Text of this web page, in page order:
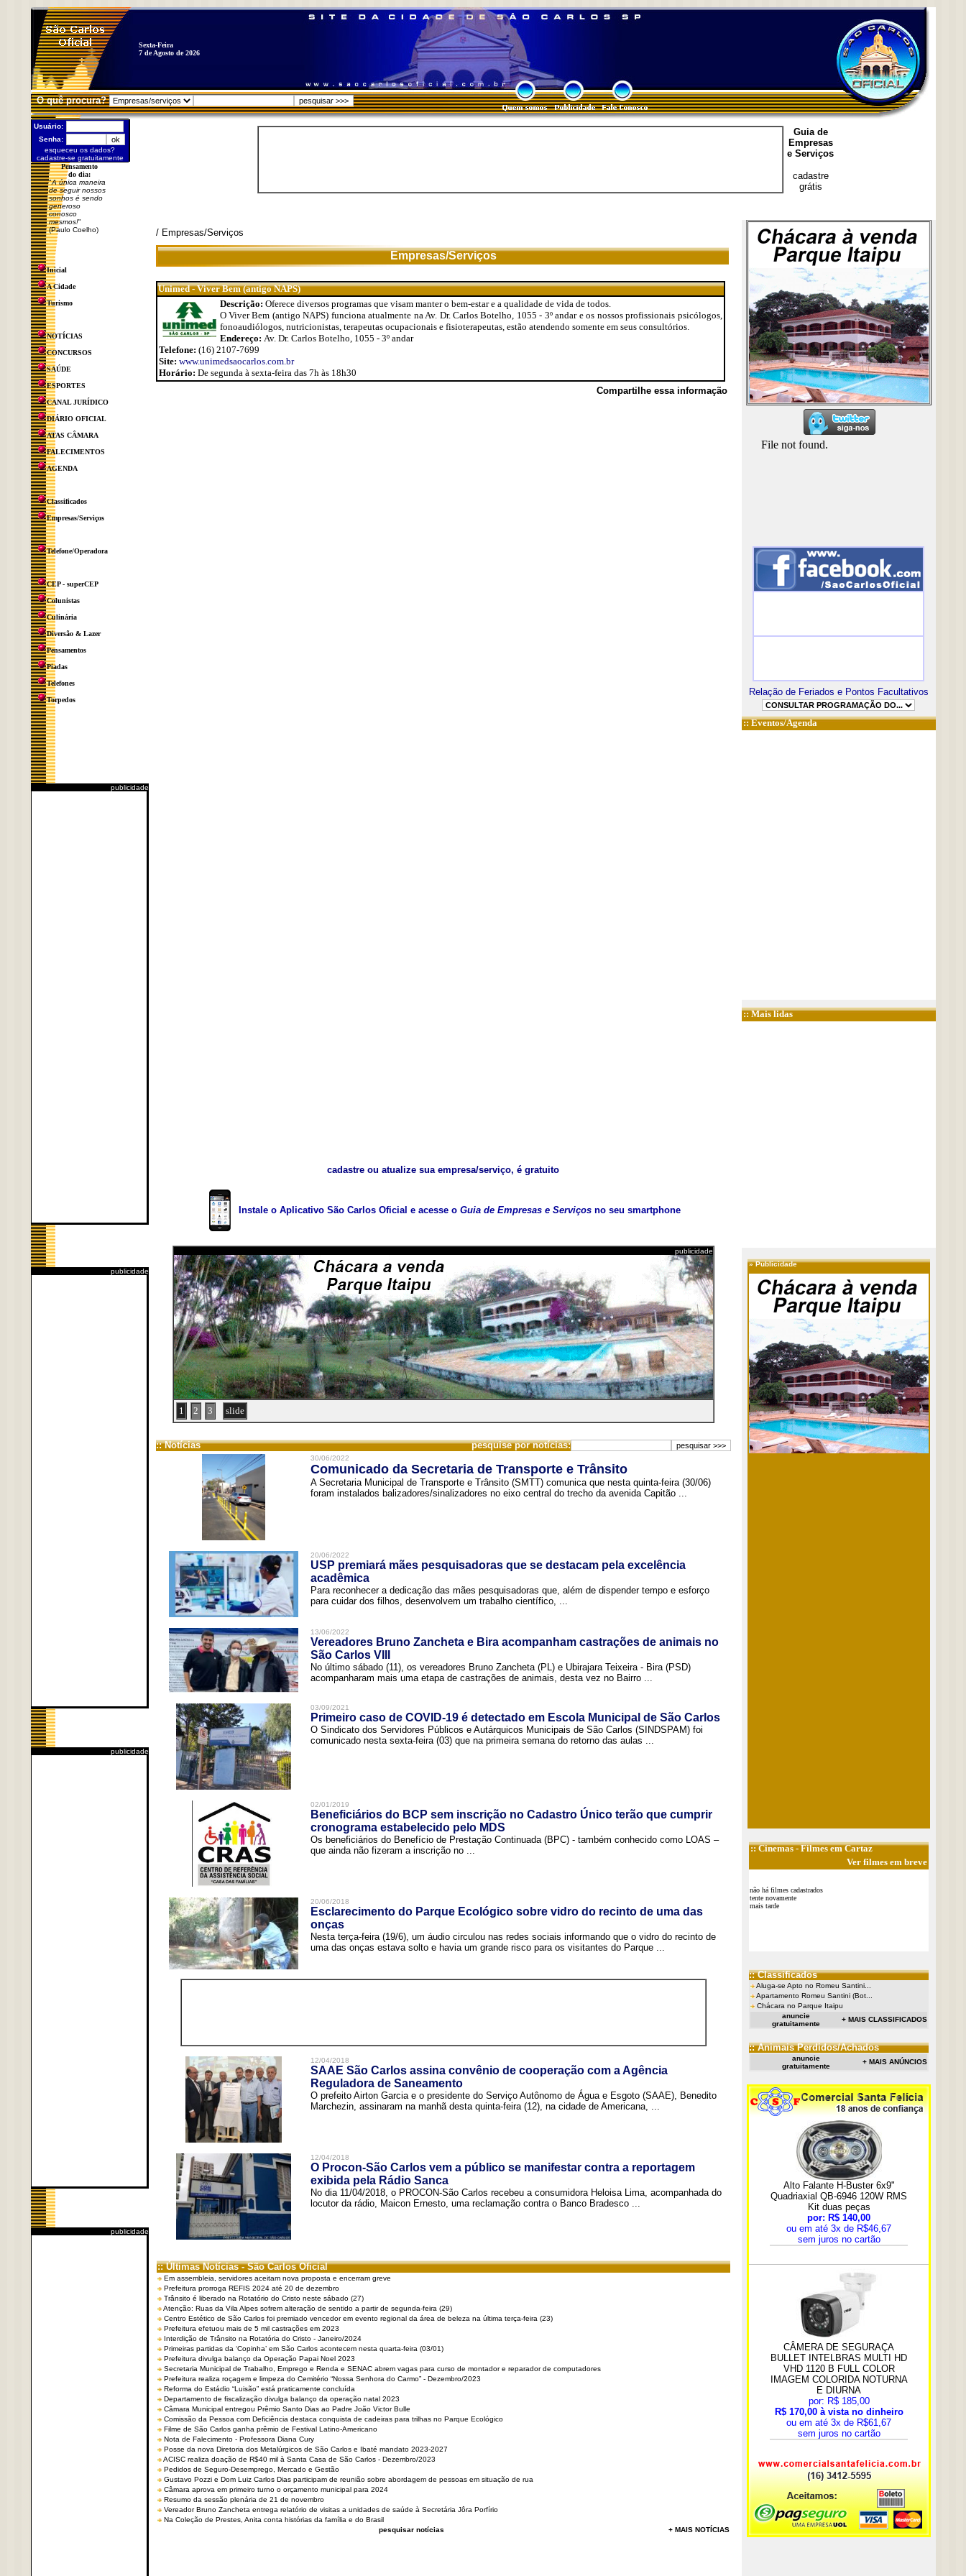
Sexta-Feira
7 de Agosto de 2026
O quê procura?
Usuário:
Senha:
esqueceu os dados?
cadastre-se gratuitamente
Pensamento
do dia:
"A única maneira
de seguir nossos
sonhos é sendo
generoso
conosco
mesmos!"
(Paulo Coelho)
Inicial
A Cidade
Turismo
NOTÍCIAS
CONCURSOS
SAÚDE
ESPORTES
CANAL JURÍDICO
DIÁRIO OFICIAL
ATAS CÂMARA
FALECIMENTOS
AGENDA
Classificados
Empresas/Serviços
Telefone/Operadora
CEP - superCEP
Colunistas
Culinária
Diversão & Lazer
Pensamentos
Piadas
Telefones
Torpedos
publicidade
publicidade
publicidade
publicidade
Guia de
Empresas
e Serviços
cadastre
grátis
/ Empresas/Serviços
Empresas/Serviços
Unimed - Viver Bem (antigo NAPS)
Descrição: Oferece diversos programas que visam manter o bem-estar e a qualidade de vida de todos.
O Viver Bem (antigo NAPS) funciona atualmente na Av. Dr. Carlos Botelho, 1055 - 3º andar e os nossos profissionais psicólogos,
fonoaudiólogos, nutricionistas, terapeutas ocupacionais e fisioterapeutas, estão atendendo somente em seus consultórios.
Endereço: Av. Dr. Carlos Botelho, 1055 - 3º andar
Telefone: (16) 2107-7699
Site: www.unimedsaocarlos.com.br
Horário: De segunda à sexta-feira das 7h às 18h30
Compartilhe essa informação
cadastre ou atualize sua empresa/serviço, é gratuito
Instale o Aplicativo São Carlos Oficial e acesse o Guia de Empresas e Serviços no seu smartphone
publicidade
1 2 3 slide
:: Notícias pesquise por notícias:
30/06/2022
Comunicado da Secretaria de Transporte e Trânsito
A Secretaria Municipal de Transporte e Trânsito (SMTT) comunica que nesta quinta-feira (30/06)
foram instalados balizadores/sinalizadores no eixo central do trecho da avenida Capitão ...
20/06/2022
USP premiará mães pesquisadoras que se destacam pela excelência
acadêmica
Para reconhecer a dedicação das mães pesquisadoras que, além de dispender tempo e esforço
para cuidar dos filhos, desenvolvem um trabalho científico, ...
13/06/2022
Vereadores Bruno Zancheta e Bira acompanham castrações de animais no
São Carlos VIII
No último sábado (11), os vereadores Bruno Zancheta (PL) e Ubirajara Teixeira - Bira (PSD)
acompanharam mais uma etapa de castrações de animais, desta vez no Bairro ...
03/09/2021
Primeiro caso de COVID-19 é detectado em Escola Municipal de São Carlos
O Sindicato dos Servidores Públicos e Autárquicos Municipais de São Carlos (SINDSPAM) foi
comunicado nesta sexta-feira (03) que na primeira semana do retorno das aulas ...
02/01/2019
Beneficiários do BCP sem inscrição no Cadastro Único terão que cumprir
cronograma estabelecido pelo MDS
Os beneficiários do Benefício de Prestação Continuada (BPC) - também conhecido como LOAS –
que ainda não fizeram a inscrição no ...
20/06/2018
Esclarecimento do Parque Ecológico sobre vidro do recinto de uma das
onças
Nesta terça-feira (19/6), um áudio circulou nas redes sociais informando que o vidro do recinto de
uma das onças estava solto e havia um grande risco para os visitantes do Parque ...
12/04/2018
SAAE São Carlos assina convênio de cooperação com a Agência
Reguladora de Saneamento
O prefeito Airton Garcia e o presidente do Serviço Autônomo de Água e Esgoto (SAAE), Benedito
Marchezin, assinaram na manhã desta quinta-feira (12), na cidade de Americana, ...
12/04/2018
O Procon-São Carlos vem a público se manifestar contra a reportagem
exibida pela Rádio Sanca
No dia 11/04/2018, o PROCON-São Carlos recebeu a consumidora Heloisa Lima, acompanhada do
locutor da rádio, Maicon Ernesto, uma reclamação contra o Banco Bradesco ...
:: Últimas Notícias - São Carlos Oficial
Em assembleia, servidores aceitam nova proposta e encerram greve
Prefeitura prorroga REFIS 2024 até 20 de dezembro
Trânsito é liberado na Rotatório do Cristo neste sábado (27)
Atenção: Ruas da Vila Alpes sofrem alteração de sentido a partir de segunda-feira (29)
Centro Estético de São Carlos foi premiado vencedor em evento regional da área de beleza na última terça-feira (23)
Prefeitura efetuou mais de 5 mil castrações em 2023
Interdição de Trânsito na Rotatória do Cristo - Janeiro/2024
Primeiras partidas da ‘Copinha’ em São Carlos acontecem nesta quarta-feira (03/01)
Prefeitura divulga balanço da Operação Papai Noel 2023
Secretaria Municipal de Trabalho, Emprego e Renda e SENAC abrem vagas para curso de montador e reparador de computadores
Prefeitura realiza roçagem e limpeza do Cemitério “Nossa Senhora do Carmo” - Dezembro/2023
Reforma do Estádio “Luisão” está praticamente concluída
Departamento de fiscalização divulga balanço da operação natal 2023
Câmara Municipal entregou Prêmio Santo Dias ao Padre João Victor Bulle
Comissão da Pessoa com Deficiência destaca conquista de cadeiras para trilhas no Parque Ecológico
Filme de São Carlos ganha prêmio de Festival Latino-Americano
Nota de Falecimento - Professora Diana Cury
Posse da nova Diretoria dos Metalúrgicos de São Carlos e Ibaté mandato 2023-2027
ACISC realiza doação de R$40 mil à Santa Casa de São Carlos - Dezembro/2023
Pedidos de Seguro-Desemprego, Mercado e Gestão
Gustavo Pozzi e Dom Luiz Carlos Dias participam de reunião sobre abordagem de pessoas em situação de rua
Câmara aprova em primeiro turno o orçamento municipal para 2024
Resumo da sessão plenária de 21 de novembro
Vereador Bruno Zancheta entrega relatório de visitas a unidades de saúde à Secretária Jôra Porfírio
Na Coleção de Prestes, Anita conta histórias da família e do Brasil
pesquisar notícias
+ MAIS NOTÍCIAS
Relação de Feriados e Pontos Facultativos
::Eventos/Agenda
:: Mais lidas
»Publicidade
::Cinemas- Filmes em Cartaz
Ver filmes em breve
não há filmes cadastrados
tente novamente
mais tarde
:: Classificados
Aluga-se Apto no Romeu Santini...
Apartamento Romeu Santini (Bot...
Chácara no Parque Itaipu
anuncie
gratuitamente
+ MAIS CLASSIFICADOS
:: Animais Perdidos/Achados
anuncie
gratuitamente
+ MAIS ANÚNCIOS